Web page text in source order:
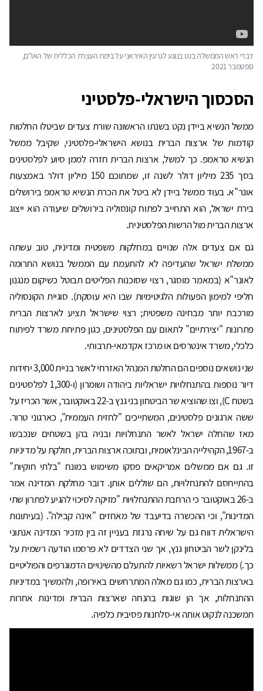
דברי ראש הממשלה בנט בנוגע לגרעין האיראני על בימת העצרת הכללית של האו''ם,
ספטמבר 2021
הסכסוך הישראלי-פלסטיני
ממשל הנשיא ביידן נקט בשנתו הראשונה שורת צעדים שביטלו החלטות
קודמות של ארצות הברית בנושא הישראלי-פלסטיני, שקיבל ממשל
הנשיא טראמפ. כך למשל, ארצות הברית חזרה לממן סיוע לפלסטינים
בסך 235 מיליון דולר לשנה זו, שמתוכם 150 מיליון דולר באמצעות
אונר"א. בעוד ממשל ביידן לא ביטל את הכרת הנשיא טראמפ בירושלים
בירת ישראל, הוא התחייב לפתוח קונסוליה בירושלים שיעודה הוא ייצוג
ארצות הברית מול הרשות הפלסטינית.
גם אם צעדים אלה שנויים במחלקות משפטית ומדינית, טוב עשתה
ממשלת ישראל שהעדיפה לא להתעמת עם הממשל בנושא התרומה
לאונר"א (במאמר מוסגר, רצוי שסוכנות הפליטים תבוטל כשיקום מנגנון
חליפי למימון הפעולות הלגיטימיות שבו היא עוסקת). סוגיית הקונסוליה
מורכבת יותר מבחינה משפטית; רצוי שישראל תציע לארצות הברית
פתרונות "יצירתיים" לתאום עם הפלסטינים, כגון פתיחת משרד לפיתוח
כלכלי, משרד אינטרסים או מרכז אקדמאי-תרבותי.
שני נושאים נוספים הם החלטת המנהל האזרחי לאשר בניית 3,000 יחידות
דיור נוספות בהתנחלויות ישראליות ביהודה ושומרון (ו-1,300 לפלסטינים
בשטח C), וצו שהוציא שר הביטחון בני גנץ ב-22 באוקטובר, אשר הכריז על
ששה ארגונים פלסטינים, המשתייכים "לחזית העממית", כארגוני טרור.
מאז שהחלה ישראל לאשר התנחלויות ובניה בהן בשטחים שנכבשו
ב-1967, הקהילייה הבינלאומית, ובתוכה ארצות הברית, חולקת על מדיניות
זו. גם אם ממשלים אמריקאים פסקו משימוש במונח "בלתי חוקיות"
בהתייחסם להתנחלויות, הם שוללים אותן. דובר מחלקת המדינה אמר
ב-26 באוקטובר כי הרחבת ההתנחלויות "מזיקה לסיכוי להגיע לפתרון שתי
המדינות", וכי ההכשרה בדיעבד של מאחזים "אינה קבילה". (בעיתונות
הישראלית דווח גם על שיחה נרגזת בעניין זה בין מזכיר המדינה אנתוני
בלינקן לשר הביטחון גנץ, אך שני הצדדים לא פרסמו הודעה רשמית על
כך.) ממשלות ישראל רשאיות להתעלם מהשינויים הדמוגרפים והפוליטיים
בארצות הברית, כמו גם מאלה המתרחשים באירופה, ולהמשיך במדיניות
ההתנחלות, אך הן שוגות בהנחה שארצות הברית ומדינות אחרות
תמשכנה לנקוט אותה אי-סלחנות פסיבית כלפיה.